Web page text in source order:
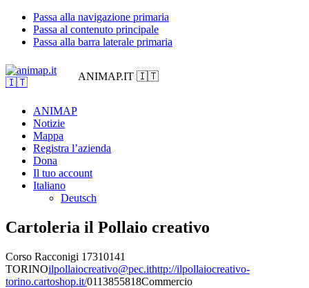
Passa alla navigazione primaria
Passa al contenuto principale
Passa alla barra laterale primaria
ANIMAP.IT 🇮🇹
ANIMAP
Notizie
Mappa
Registra l’azienda
Dona
Il tuo account
Italiano
Deutsch
Cartoleria il Pollaio creativo
Corso Racconigi 17310141
TORINOilpollaiocreativo@pec.ithttp://ilpollaiocreativo-
torino.cartoshop.it/0113855818Commercio